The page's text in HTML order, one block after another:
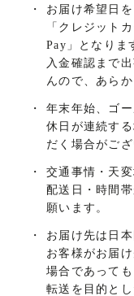
・
お届け希望日
「クレジット
Pay」となりま
入金確認まで
んので、あら
・
年末年始、ゴ
休日が連続す
だく場合がござ
・
交通事情・天
配送日・時間
願います。
・
お届け先は日
お客様がお届
場合であって
転送を目的と